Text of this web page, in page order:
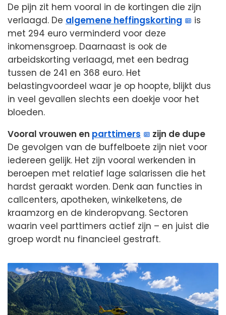
De pijn zit hem vooral in de kortingen die zijn
verlaagd. De algemene heffingskorting
is
met 294 euro verminderd voor deze
inkomensgroep. Daarnaast is ook de
arbeidskorting verlaagd, met een bedrag
tussen de 241 en 368 euro. Het
belastingvoordeel waar je op hoopte, blijkt dus
in veel gevallen slechts een doekje voor het
bloeden.
Vooral vrouwen en parttimers
zijn de dupe
De gevolgen van de buffelboete zijn niet voor
iedereen gelijk. Het zijn vooral werkenden in
beroepen met relatief lage salarissen die het
hardst geraakt worden. Denk aan functies in
callcenters, apotheken, winkelketens, de
kraamzorg en de kinderopvang. Sectoren
waarin veel parttimers actief zijn – en juist die
groep wordt nu financieel gestraft.